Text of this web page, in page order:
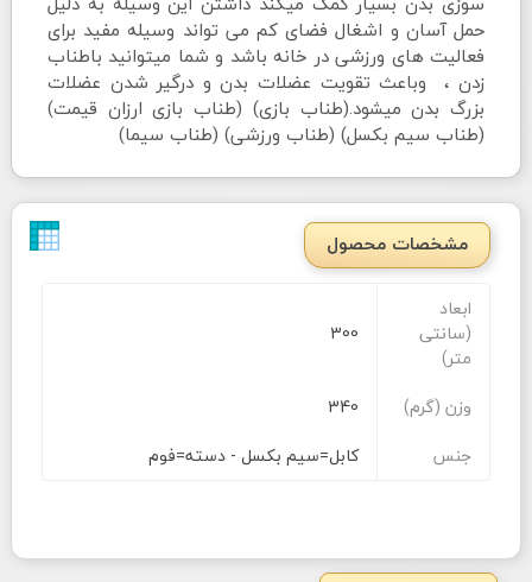
حمل آسان و اشغال فضای کم می تواند وسیله مفید برای
فعالیت های ورزشی در خانه باشد و شما میتوانید باطناب
زدن ، وباعث تقویت عضلات بدن و درگیر شدن عضلات
بزرگ بدن میشود.(طناب بازی) (طناب بازی ارزان قیمت)
(طناب سیم بکسل) (طناب ورزشی) (طناب سیما)
مشخصات محصول
ابعاد
(سانتی
متر)
300
وزن (گرم)
340
جنس
کابل=سیم بکسل - دسته=فوم